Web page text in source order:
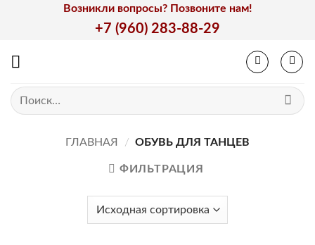
Возникли вопросы? Позвоните нам!
+7 (960) 283-88-29
Искать:
ГЛАВНАЯ / ОБУВЬ ДЛЯ ТАНЦЕВ
ФИЛЬТРАЦИЯ